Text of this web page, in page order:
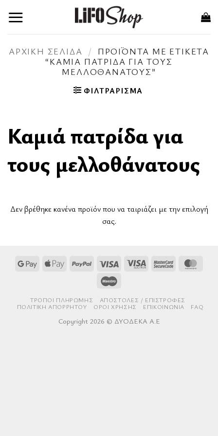
στο
ΑΡΧΙΚΉ ΣΕΛΊΔΑ /
ΠΡΟΪΌΝΤΑ ΜΕ ΕΤΙΚΈΤΑ
“ΚΑΜΙΆ ΠΑΤΡΊΔΑ ΓΙΑ ΤΟΥΣ
ΜΕΛΛΟΘΆΝΑΤΟΥΣ”
ΦΙΛΤΡΆΡΙΣΜΑ
Καμιά πατρίδα για
τους μελλοθάνατους
Δεν βρέθηκε κανένα προϊόν που να ταιριάζει με την επιλογή
σας.
Google Apple
PayPal Visa
Visa
MasterCard
ΤΡΌΠΟΙ ΠΛΗΡΩΜΉΣ
AΠΟΣΤΟΛΈΣ / ΕΠΙΣΤΡΟΦΈΣ
ΠΟΛΙΤΙΚΉ ΑΠΟΡΡΉΤΟΥ
ΌΡΟΙ ΧΡΉΣΗΣ ΕΠΙΚΟΙΝΩΝΊΑ FAQ
Copyright 2026 © ΔΥΟΔΕΚΑ Α.Ε